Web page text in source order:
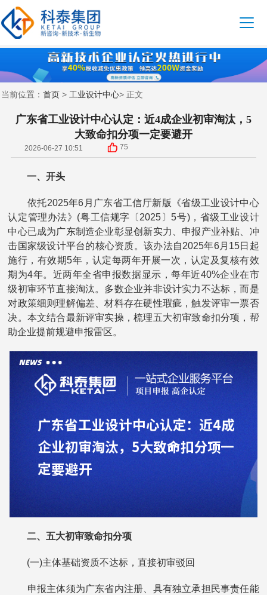
当前位置： 首页 > 工业设计中心> 正文
广东省工业设计中心认定：近4成企业初审淘汰，5
大致命扣分项一定要避开
2026-06-27 10:51 75
一、开头
依托2025年6月广东省工信厅新版《省级工业设计中心
认定管理办法》(粤工信规字〔2025〕5号)，省级工业设计
中心已成为广东制造企业彰显创新实力、申报产业补贴、冲
击国家级设计平台的核心资质。该办法自2025年6月15日起
施行，有效期5年，认定每两年开展一次，认定及复核有效
期为4年。近两年全省申报数据显示，每年近40%企业在市
级初审环节直接淘汰。多数企业并非设计实力不达标，而是
对政策细则理解偏差、材料存在硬性瑕疵，触发评审一票否
决。本文结合最新评审实操，梳理五大初审致命扣分项，帮
助企业提前规避申报雷区。
二、五大初审致命扣分项
(一)主体基础资质不达标，直接初审驳回
申报主体须为广东省内注册、具有独立承担民事责任能